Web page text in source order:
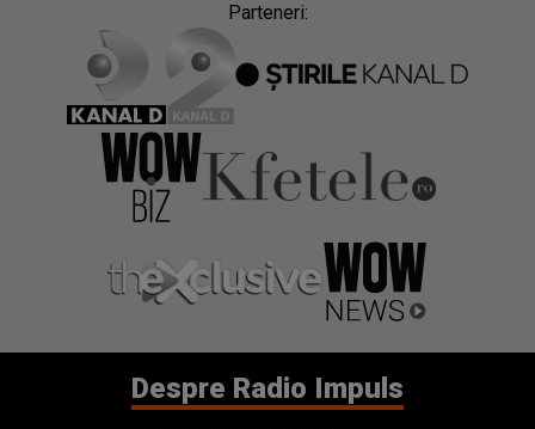
Parteneri:
Despre Radio Impuls